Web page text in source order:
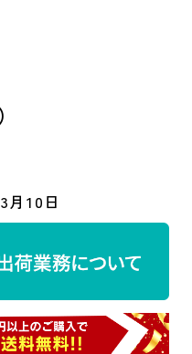
月10日